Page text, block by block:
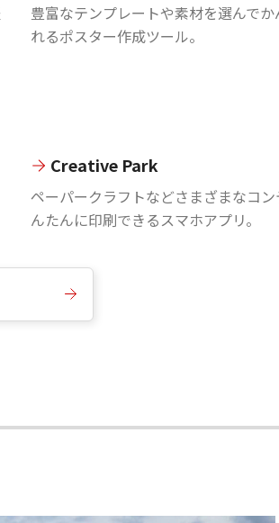
豊富なテンプレートや素材を選んで
れるポスター作成ツール。
Creative Park
ペーパークラフトなどさまざまなコ
んたんに印刷できるスマホアプリ。